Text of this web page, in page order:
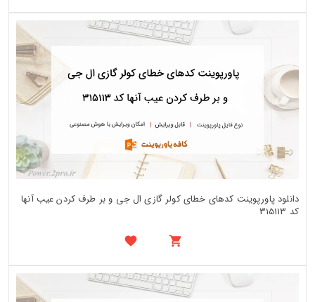
دانلود پاورپوینت کدهای خطای کولر گازی ال جی و بر طرف کردن عیب آنها
کد 315113